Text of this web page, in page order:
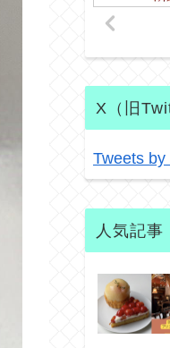
X（旧
Tweets
人気記事